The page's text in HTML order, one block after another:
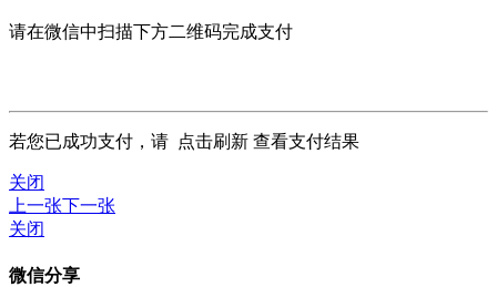
请在微信中扫描下方二维码完成支付
若您已成功支付，请 点击刷新 查看支付结果
关闭
上一张下一张
关闭
微信分享